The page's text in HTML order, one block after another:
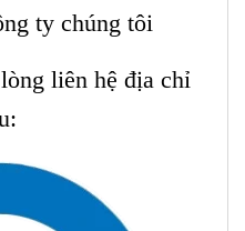
ty chúng tôi
liên hệ địa chỉ